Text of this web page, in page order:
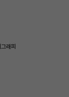
래피